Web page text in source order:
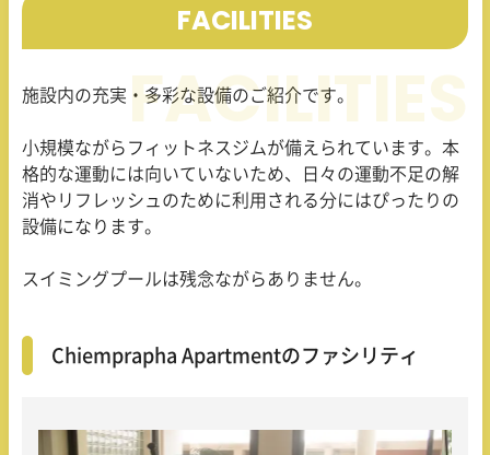
FACILITIES
施設内の充実・多彩な設備のご紹介です。
小規模ながらフィットネスジムが備えられています。本
格的な運動には向いていないため、日々の運動不足の解
消やリフレッシュのために利用される分にはぴったりの
設備になります。
スイミングプールは残念ながらありません。
Chiemprapha Apartmentのファシリティ